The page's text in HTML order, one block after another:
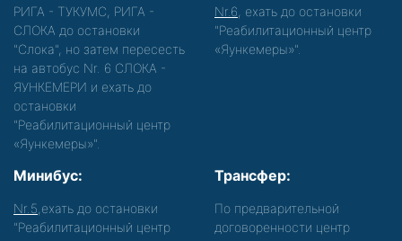
РИГА - ТУКУМС, РИГА -
СЛОКА до остановки
"Слока", но затем пересесть
на автобус Nr. 6 СЛОКА -
ЯУНКЕМЕРИ и ехать до
остановки
"Реабилитационный центр
«Яункемеры»".
Nr.6 , ехать до остановки
"Реабилитационный центр
«Яункемеры»".
Минибус:
Nr.5 ,ехать до остановки
"Реабилитационный центр
Трансфер:
По предварительной
договоренности центр